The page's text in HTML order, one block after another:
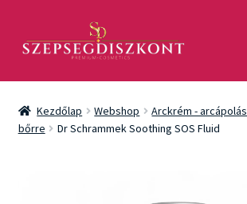
aa
Akció
Csomagok
Kezdőlap Webshop Arckrém - arcápolás
bőrre
Dr Schrammek Soothing SOS Fluid